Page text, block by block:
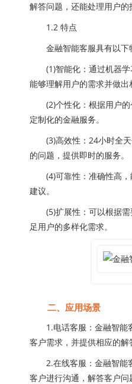
解答问题，还能处理用户的
1.2 特点
金融智能客服具有以下
(1)智能化：通过机器学
能够理解用户的需求并做出
(2)个性化：根据用户的
定制化的金融服务。
(3)高效性：24小时全天
的问题，提供即时的服务。
(4)可靠性：准确性高，
建议。
(5)扩展性：可以根据需
足用户的多样化需求。
二、应用场景
1.电话客服：金融智能
客户需求，并提供相应的解
2.在线客服：金融智能
客户进行沟通，解答客户问